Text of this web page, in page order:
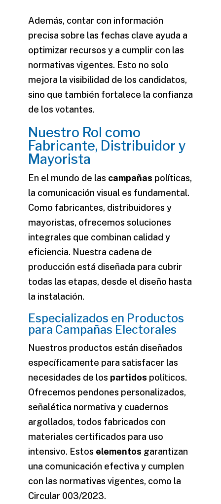
Además, contar con información
precisa sobre las fechas clave ayuda a
optimizar recursos y a cumplir con las
normativas vigentes. Esto no solo
mejora la visibilidad de los candidatos,
sino que también fortalece la confianza
de los votantes.
Nuestro Rol como
Fabricante, Distribuidor y
Mayorista
En el mundo de las campañas políticas,
la comunicación visual es fundamental.
Como fabricantes, distribuidores y
mayoristas, ofrecemos soluciones
integrales que combinan calidad y
eficiencia. Nuestra cadena de
producción está diseñada para cubrir
todas las etapas, desde el diseño hasta
la instalación.
Especializados en Productos
para Campañas Electorales
Nuestros productos están diseñados
específicamente para satisfacer las
necesidades de los partidos políticos.
Ofrecemos pendones personalizados,
señalética normativa y cuadernos
argollados, todos fabricados con
materiales certificados para uso
intensivo. Estos elementos garantizan
una comunicación efectiva y cumplen
con las normativas vigentes, como la
Circular 003/2023.